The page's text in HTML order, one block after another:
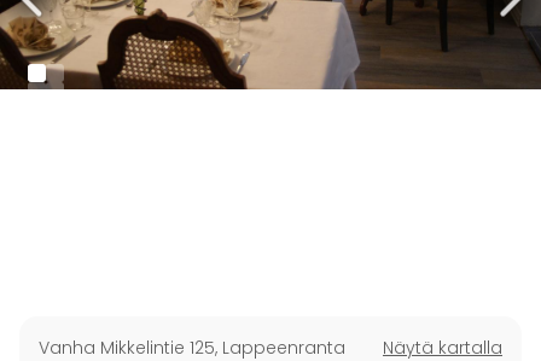
Vanha Mikkelintie 125, Lappeenranta Näytä kartalla